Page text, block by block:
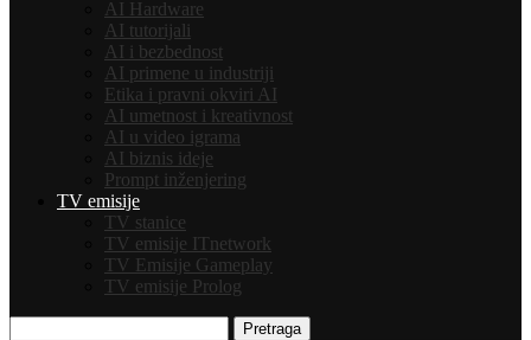
AI Hardware
AI tutorijali
AI i bezbednost
AI primene u industriji
Etika i pravni okviri AI
AI umetnost i kreativnost
AI u video igrama
AI biznis ideje
Prompt inženjering
TV emisije
TV stanice
TV emisije ITnetwork
TV Emisije Gameplay
TV emisije Prolog
Pretraga